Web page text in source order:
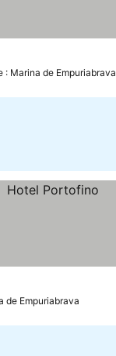
: Marina de Empuriabrava
de Empuriabrava